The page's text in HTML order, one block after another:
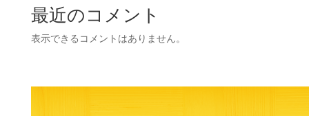
最近のコメント
表示できるコメントはありません。